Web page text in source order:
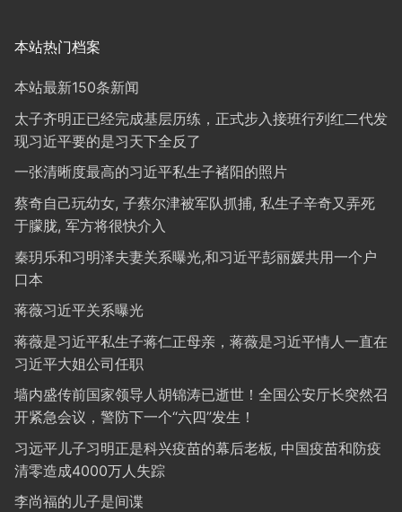
本站热门档案
本站最新150条新闻
太子齐明正已经完成基层历练，正式步入接班行列红二代发
现习近平要的是习天下全反了
一张清晰度最高的习近平私生子褚阳的照片
蔡奇自己玩幼女, 子蔡尔津被军队抓捕, 私生子辛奇又弄死
于朦胧, 军方将很快介入
秦玥乐和习明泽夫妻关系曝光,和习近平彭丽媛共用一个户
口本
蒋薇习近平关系曝光
蒋薇是习近平私生子蒋仁正母亲，蒋薇是习近平情人一直在
习近平大姐公司任职
墙内盛传前国家领导人胡锦涛已逝世！全国公安厅长突然召
开紧急会议，警防下一个“六四”发生！
习远平儿子习明正是科兴疫苗的幕后老板, 中国疫苗和防疫
清零造成4000万人失踪
李尚福的儿子是间谍